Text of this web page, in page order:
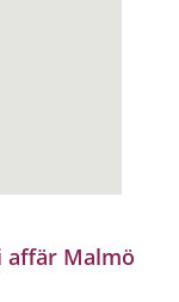
affär Malmö